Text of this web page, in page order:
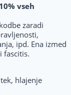
vseh
zaradi
ipd. Ena izmed
fascitis.
hlajenje